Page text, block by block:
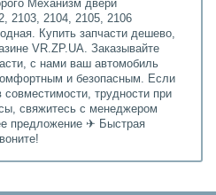
Механизм двери
2103, 2104, 2105, 2106
Купить запчасти дешево,
VR.ZP.UA. Заказывайте
с нами ваш автомобиль
и безопасным. Если
трудности при
свяжитесь с менеджером
предложение ✈ Быстрая